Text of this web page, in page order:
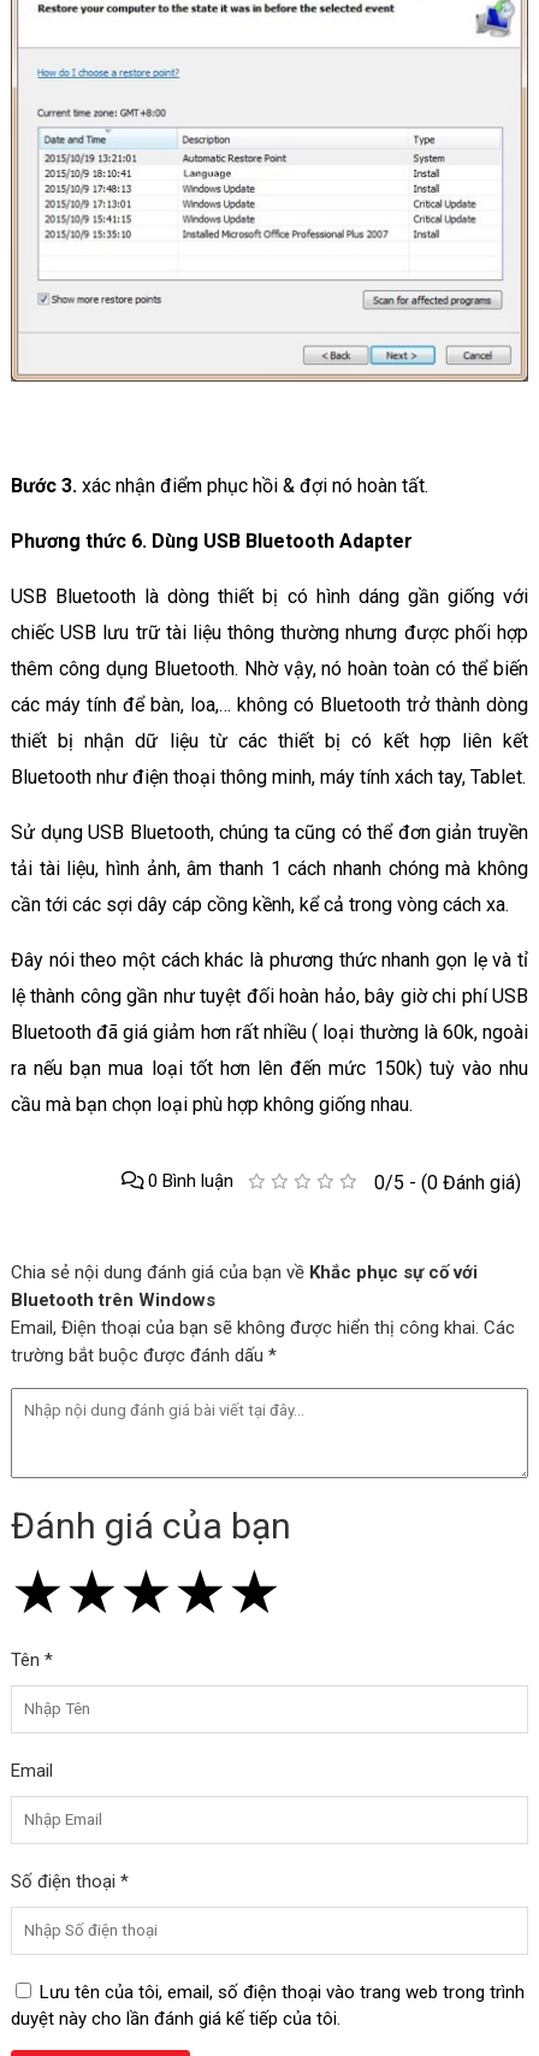
Bước 3. xác nhận điểm phục hồi & đợi nó hoàn tất.
Phương thức 6. Dùng USB Bluetooth Adapter
USB Bluetooth là dòng thiết bị có hình dáng gần giống với
chiếc USB lưu trữ tài liệu thông thường nhưng được phối hợp
thêm công dụng Bluetooth. Nhờ vậy, nó hoàn toàn có thể biến
các máy tính để bàn, loa,… không có Bluetooth trở thành dòng
thiết bị nhận dữ liệu từ các thiết bị có kết hợp liên kết
Bluetooth như điện thoại thông minh, máy tính xách tay, Tablet.
Sử dụng USB Bluetooth, chúng ta cũng có thể đơn giản truyền
tải tài liệu, hình ảnh, âm thanh 1 cách nhanh chóng mà không
cần tới các sợi dây cáp cồng kềnh, kể cả trong vòng cách xa.
Đây nói theo một cách khác là phương thức nhanh gọn lẹ và tỉ
lệ thành công gần như tuyệt đối hoàn hảo, bây giờ chi phí USB
Bluetooth đã giá giảm hơn rất nhiều ( loại thường là 60k, ngoài
ra nếu bạn mua loại tốt hơn lên đến mức 150k) tuỳ vào nhu
cầu mà bạn chọn loại phù hợp không giống nhau.
0/5 - (0 Đánh giá)
0 Bình luận
Chia sẻ nội dung đánh giá của bạn về Khắc phục sự cố với
Bluetooth trên Windows
Email, Điện thoại của bạn sẽ không được hiển thị công khai. Các
trường bắt buộc được đánh dấu *
Đánh giá của bạn
★
★★
★★★
★★★★
★★★★★
Tên *
Email
Số điện thoại *
Lưu tên của tôi, email, số điện thoại vào trang web trong trình
duyệt này cho lần đánh giá kế tiếp của tôi.